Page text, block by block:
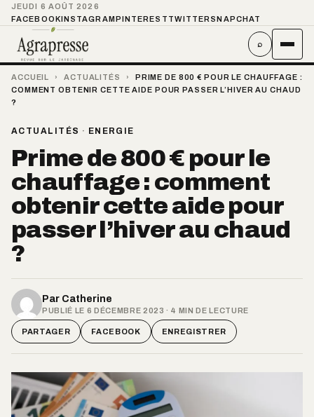
JEUDI 6 AOÛT 2026
FACEBOOKINSTAGRAMPINTEREST TWITTER SNAPCHAT
⌕
ACCUEIL › ACTUALITÉS ›
PRIME DE 800 € POUR LE CHAUFFAGE :
COMMENT OBTENIR CETTE AIDE POUR PASSER L’HIVER AU CHAUD
?
ACTUALITÉS · ENERGIE
Prime de 800 € pour le
chauffage : comment
obtenir cette aide pour
passer l’hiver au chaud
?
Par Catherine
PUBLIÉ LE 6 DÉCEMBRE 2023 · 4 MIN DE LECTURE
PARTAGER FACEBOOK ENREGISTRER